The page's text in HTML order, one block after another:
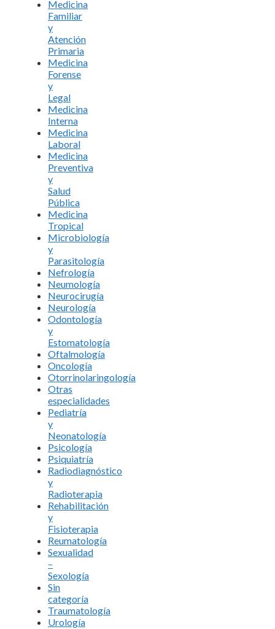
Medicina
Familiar
y
Atención
Primaria
Medicina
Forense
y
Legal
Medicina
Interna
Medicina
Laboral
Medicina
Preventiva
y
Salud
Pública
Medicina
Tropical
Microbiología
y
Parasitología
Nefrología
Neumología
Neurocirugía
Neurología
Odontología
y
Estomatología
Oftalmología
Oncología
Otorrinolaringología
Otras
especialidades
Pediatría
y
Neonatología
Psicología
Psiquiatría
Radiodiagnóstico
y
Radioterapia
Rehabilitación
y
Fisioterapia
Reumatología
Sexualidad
–
Sexología
Sin
categoría
Traumatología
Urología